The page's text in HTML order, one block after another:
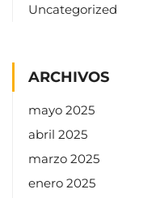
Uncategorized
ARCHIVOS
mayo 2025
abril 2025
marzo 2025
enero 2025